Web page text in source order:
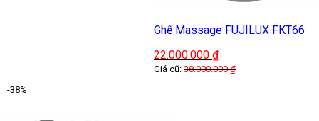
Ghế Massage FUJILUX FKT66
22.000.000 ₫
Giá cũ: 38.000.000₫
-38%